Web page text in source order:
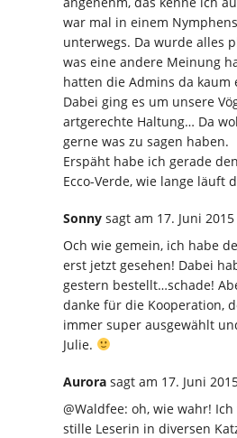
war mal in einem
unterwegs. Da wurde alles
was eine andere Meinung
hatten die Admins da kaum
Dabei ging es um unsere
artgerechte Haltung… Da
gerne was zu sagen haben.
Erspäht habe ich gerade
Ecco-Verde, wie lange läuft
Sonny sagt am 17. Juni 2015
Och wie gemein, ich habe
erst jetzt gesehen! Dabei
gestern bestellt…schade!
danke für die Kooperation,
immer super ausgewählt
Julie.
Aurora sagt am 17. Juni
@Waldfee: oh, wie wahr!
stille Leserin in diversen